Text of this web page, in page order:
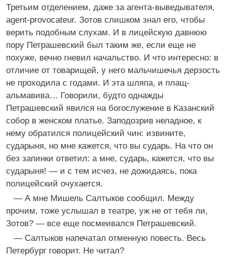
Третьим отделением, даже за агента-выведывателя,
agent-provocateur. Зотов слишком знал его, чтобы
верить подобным слухам. И в лицейскую давнюю
пору Петрашевский был таким же, если еще не
похуже, вечно гневил начальство. И что интересно: в
отличие от товарищей, у него мальчишечья дерзость
не проходила с годами. И эта шляпа, и плащ-
альмавива… Говорили, будто однажды
Петрашевский явился на богослужение в Казанский
собор в женском платье. Заподозрив неладное, к
нему обратился полицейский чин: извините,
сударыня, но мне кажется, что вы сударь. На что он
без запинки ответил: а мне, сударь, кажется, что вы
сударыня! — и с тем исчез, не дожидаясь, пока
полицейский очухается.
— А мне Мишель Салтыков сообщил. Между
прочим, тоже услышал в театре, уж не от тебя ли,
Зотов? — все еще посмеивался Петрашевский.
— Салтыков напечатал отменную повесть. Весь
Петербург говорит. Не читал?